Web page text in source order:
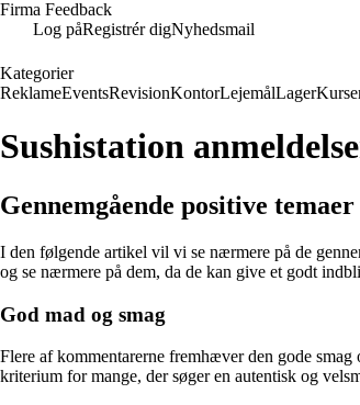
Firma Feedback
Log påRegistrér digNyhedsmail
Kategorier
ReklameEventsRevisionKontorLejemålLager
Sushistation
Gennemgående positive
I den følgende artikel vil vi se nærmere på de
og se nærmere på dem, da de kan give et godt
God mad og smag
Flere af kommentarerne fremhæver den gode
kriterium for mange, der søger en autentisk og